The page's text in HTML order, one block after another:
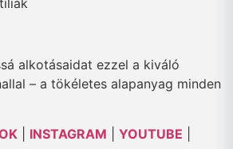
alkotásaidat ezzel a kiváló
– a tökéletes alapanyag minden
INSTAGRAM YOUTUBE